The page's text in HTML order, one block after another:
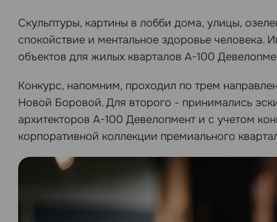
Скульптуры, картины в лобби дома, улицы,
спокойствие и ментальное здоровье человека.
объектов для жилых кварталов А-100
Конкурс, напомним, проходил по трем
Новой Боровой. Для второго - принимались
архитекторов А-100 Девелопмент и с учетом
корпоративной коллекции премиального